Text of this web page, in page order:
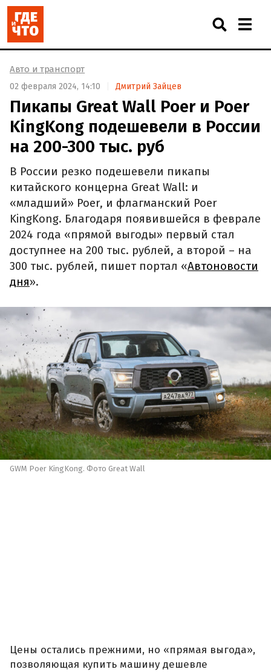
Авто и транспорт
02 февраля 2024, 14:10 Дмитрий Зайцев
Пикапы Great Wall Poer и Poer
KingKong подешевели в России
на 200-300 тыс. руб
В России резко подешевели пикапы
китайского концерна Great Wall: и
«младший» Poer, и флагманский Poer
KingKong. Благодаря появившейся в феврале
2024 года «прямой выгоды» первый стал
доступнее на 200 тыс. рублей, а второй – на
300 тыс. рублей, пишет портал «Автоновости
дня».
GWM Poer KingKong. Фото Great Wall
Цены остались прежними, но «прямая выгода»,
позволяющая купить машину дешевле